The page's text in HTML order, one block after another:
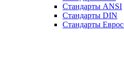
Стандарты ANSI
Стандарты DIN
Стандарты